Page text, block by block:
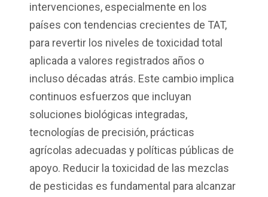
intervenciones, especialmente en los
países con tendencias crecientes de TAT,
para revertir los niveles de toxicidad total
aplicada a valores registrados años o
incluso décadas atrás. Este cambio implica
continuos esfuerzos que incluyan
soluciones biológicas integradas,
tecnologías de precisión, prácticas
agrícolas adecuadas y políticas públicas de
apoyo. Reducir la toxicidad de las mezclas
de pesticidas es fundamental para alcanzar